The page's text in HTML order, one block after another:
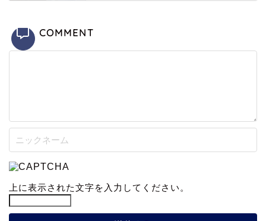
COMMENT
上に表示された文字を入力してください。